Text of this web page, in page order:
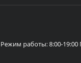
Режим работы: 8:00-19:00